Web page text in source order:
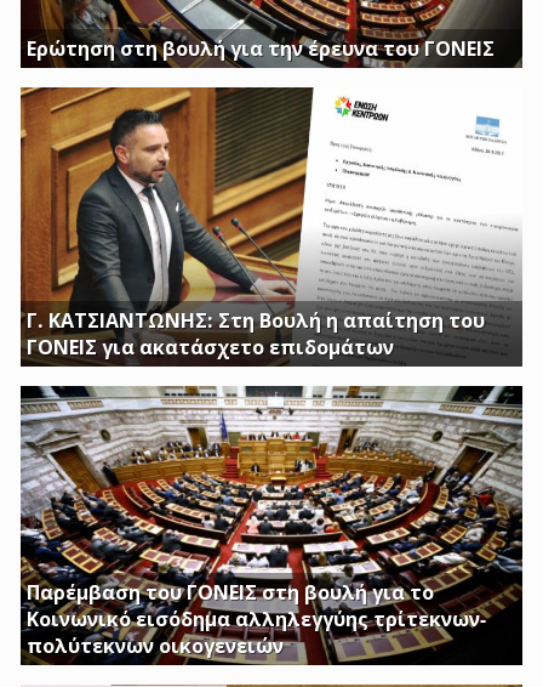
Ερώτηση στη βουλή για την έρευνα του ΓΟΝΕΙΣ
Διασφαλίστε το δημόσιο συμφέρον με πλήρη διαφάνεια
Γ. ΚΑΤΣΙΑΝΤΩΝΗΣ: Στη Βουλή η απαίτηση του
ΓΟΝΕΙΣ για ακατάσχετο επιδομάτων
ΕΡΩΤΗΣΗ ΤΟΥ ΒΟΥΛΕΥΤΗ ΓΙΩΡΓΟΥ ΚΑΤΣΙΑΝΤΩΝΗ
Παρέμβαση του ΓΟΝΕΙΣ στη βουλή για το
Κοινωνικό εισόδημα αλληλεγγύης τρίτεκνων-
πολύτεκνων οικογενειών
Απαιτούμε να εξαιρεθούν τα επιδόματα Στήριξης